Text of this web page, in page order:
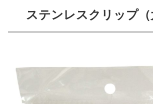
ステンレスクリップ